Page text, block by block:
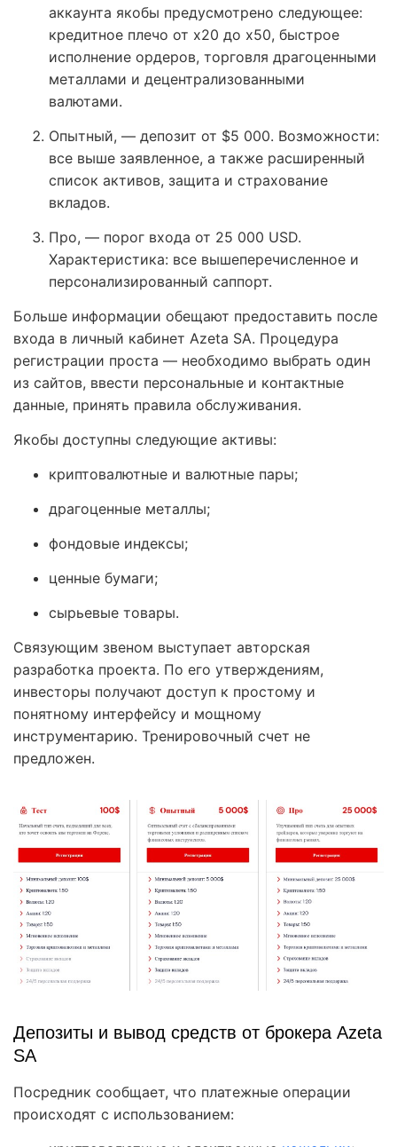
аккаунта якобы предусмотрено следующее:
кредитное плечо от х20 до х50, быстрое
исполнение ордеров, торговля драгоценными
металлами и децентрализованными
валютами.
Опытный, — депозит от $5 000. Возможности:
все выше заявленное, а также расширенный
список активов, защита и страхование
вкладов.
Про, — порог входа от 25 000 USD.
Характеристика: все вышеперечисленное и
персонализированный саппорт.
Больше информации обещают предоставить после
входа в личный кабинет Azeta SA. Процедура
регистрации проста — необходимо выбрать один
из сайтов, ввести персональные и контактные
данные, принять правила обслуживания.
Якобы доступны следующие активы:
криптовалютные и валютные пары;
драгоценные металлы;
фондовые индексы;
ценные бумаги;
сырьевые товары.
Связующим звеном выступает авторская
разработка проекта. По его утверждениям,
инвесторы получают доступ к простому и
понятному интерфейсу и мощному
инструментарию. Тренировочный счет не
предложен.
Депозиты и вывод средств от брокера Azeta
SA
Посредник сообщает, что платежные операции
происходят с использованием: